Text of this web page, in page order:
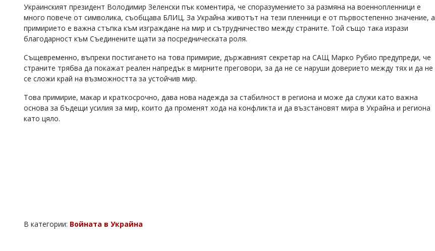
читателите
редакцията
отговорност
откриете
обиден
Украинският президент Володимир Зеленски пък коментира, че споразумението за размяна на военнопленници е
много повече от символика, съобщава БЛИЦ. За Украйна животът на тези пленници е от първостепенно значение, а
примирието е важна стъпка към изграждане на мир и сътрудничество между страните. Той също така изрази
благодарност към Съединените щати за посредническата роля.
Същевременно, въпреки постигането на това примирие, държавният секретар на САЩ Марко Рубио предупреди, че
страните трябва да покажат реален напредък в мирните преговори, за да не се наруши доверието между тях и да не
се сложи край на възможността за устойчив мир.
Това примирие, макар и краткосрочно, дава нова надежда за стабилност в региона и може да служи като важна
основа за бъдещи усилия за мир, които да променят хода на конфликта и да възстановят мира в Украйна и региона
като цяло.
В категории: Войната в Украйна